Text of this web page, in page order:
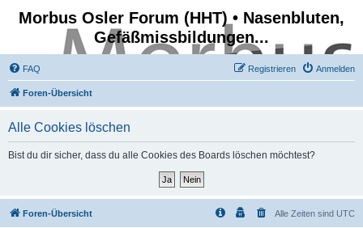
Morbus Osler Forum (HHT) • Nasenbluten,
Gefäßmissbildungen...
FAQ Anmelden
Registrieren
Foren-Übersicht
Alle Cookies löschen
Bist du dir sicher, dass du alle Cookies des Boards löschen möchtest?
Foren-Übersicht Alle Zeiten sind UTC